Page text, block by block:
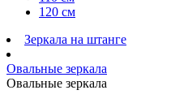
120 см
Зеркала на штанге
Овальные зеркала
Овальные зеркала